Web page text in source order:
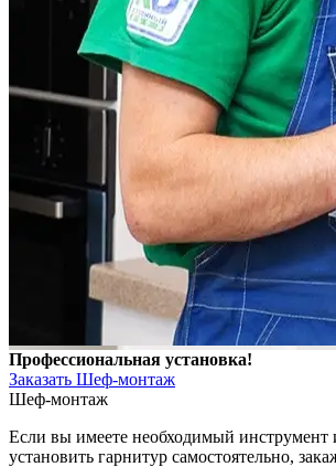
Профессиональная установка!
Заказать Шеф-монтаж
Шеф-монтаж
Если вы имеете необходимый инструмент
установить гарнитур самостоятельно,